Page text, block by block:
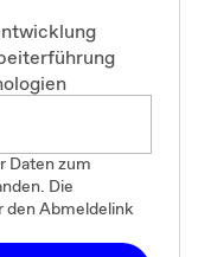
Daten zum
Die
den Abmeldelink